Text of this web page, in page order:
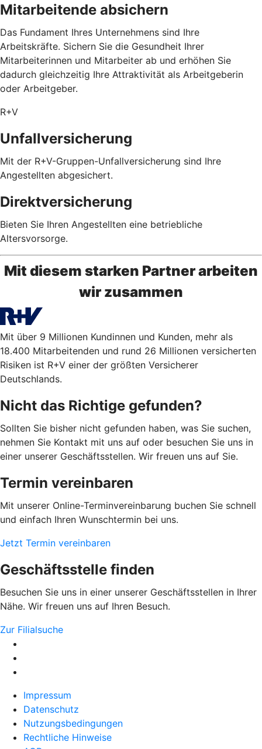
Mitarbeitende absichern
Das Fundament Ihres Unternehmens sind Ihre
Arbeitskräfte. Sichern Sie die Gesundheit Ihrer
Mitarbeiterinnen und Mitarbeiter ab und erhöhen Sie
dadurch gleichzeitig Ihre Attraktivität als Arbeitgeberin
oder Arbeitgeber.
R+V
Unfallversicherung
Mit der R+V-Gruppen-Unfallversicherung sind Ihre
Angestellten abgesichert.
Direktversicherung
Bieten Sie Ihren Angestellten eine betriebliche
Altersvorsorge.
Mit diesem starken Partner arbeiten
wir zusammen
Mit über 9 Millionen Kundinnen und Kunden, mehr als
18.400 Mitarbeitenden und rund 26 Millionen versicherten
Risiken ist R+V einer der größten Versicherer
Deutschlands.
Nicht das Richtige gefunden?
Sollten Sie bisher nicht gefunden haben, was Sie suchen,
nehmen Sie Kontakt mit uns auf oder besuchen Sie uns in
einer unserer Geschäftsstellen. Wir freuen uns auf Sie.
Termin vereinbaren
Mit unserer Online-Terminvereinbarung buchen Sie schnell
und einfach Ihren Wunschtermin bei uns.
Jetzt Termin vereinbaren
Geschäftsstelle finden
Besuchen Sie uns in einer unserer Geschäftsstellen in Ihrer
Nähe. Wir freuen uns auf Ihren Besuch.
Zur Filialsuche
Impressum
Datenschutz
Nutzungsbedingungen
Rechtliche Hinweise